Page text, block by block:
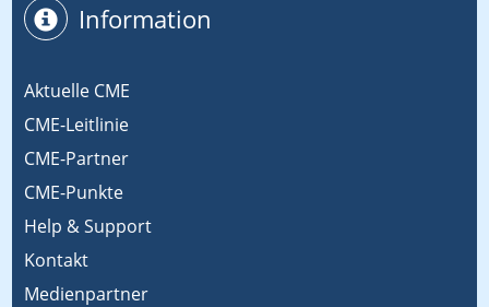
Information
Aktuelle CME
CME-Leitlinie
CME-Partner
CME-Punkte
Help & Support
Kontakt
Medienpartner